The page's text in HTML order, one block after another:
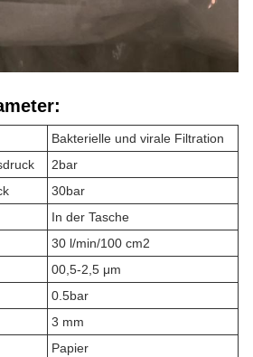
Bakterielle und virale Filtration
2bar
30bar
In der Tasche
30 l/min/100 cm2
00,5-2,5 μm
0.5bar
3 mm
Papier